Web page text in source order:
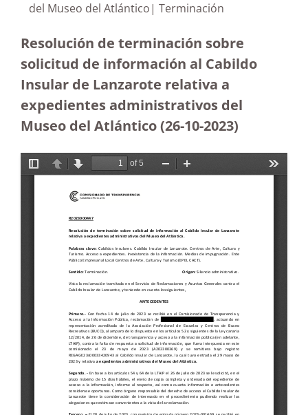
del Museo del Atlántico| Terminación
Resolución de terminación sobre
solicitud de información al Cabildo
Insular de Lanzarote relativa a
expedientes administrativos del
Museo del Atlántico (26-10-2023)